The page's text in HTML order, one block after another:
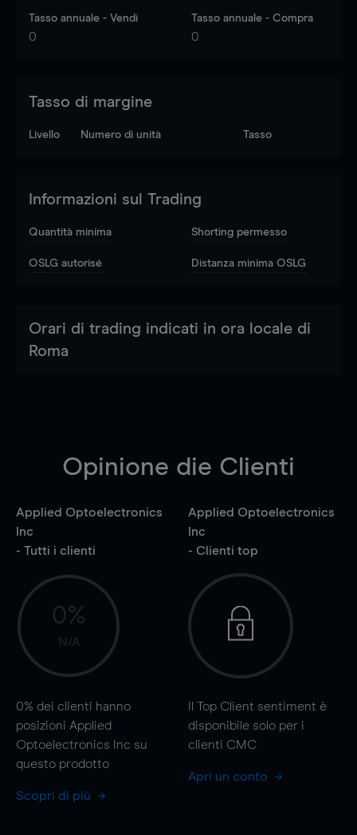
Tasso annuale - Vendi
0
Tasso annuale - Compra
0
Tasso di margine
Livello Numero di unità Tasso
Informazioni sul Trading
Quantità minima Shorting permesso
OSLG autorisé Distanza minima OSLG
Orari di trading indicati in ora locale di
Roma
Opinione die Clienti
Applied Optoelectronics
Inc
- Tutti i clienti
0%
N/A
0% dei clienti hanno
posizioni Applied
Optoelectronics Inc su
questo prodotto
Scopri di più
Applied Optoelectronics
Inc
- Clienti top
Il Top Client sentiment è
disponibile solo per i
clienti CMC
Apri un conto